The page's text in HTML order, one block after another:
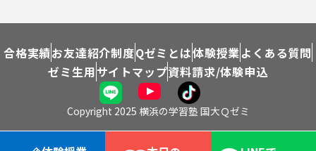
合格実績お友達紹介制度Qゼミとは体験授業よくある質問
ゼミ生用サイトマップ資料請求/体験申込
Copyright 2025 横浜の学習塾 国大Ｑゼミ